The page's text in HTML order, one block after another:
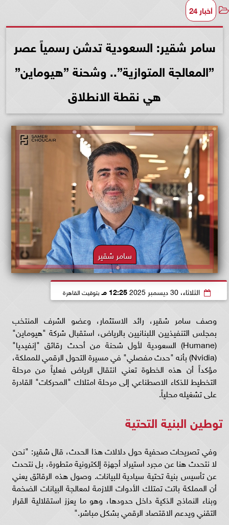
أخبار 24
سامر شقير: السعودية تدشن رسمياً عصر
”المعالجة المتوازية”.. وشحنة ”هيوماين”
هي نقطة الانطلاق
سامر شقير
الثلاثاء، 30 ديسمبر 2025 12:25 مـ بتوقيت القاهرة
وصف سامر شقير، رائد الاستثمار، وعضو الشرف المنتخب
بمجلس التنفيذيين اللبنانيين بالرياض، استقبال شركة "هيوماين"
(Humane) السعودية لأول شحنة من أحدث رقائق "إنفيديا"
(Nvidia) بأنه "حدث مفصلي" في مسيرة التحول الرقمي للمملكة،
مؤكداً أن هذه الخطوة تعني انتقال الرياض فعلياً من مرحلة
التخطيط للذكاء الاصطناعي إلى مرحلة امتلاك "المحركات" القادرة
على تشغيله محلياً.
توطين البنية التحتية
وفي تصريحات صحفية حول دلالات هذا الحدث، قال شقير: "نحن
لا نتحدث هنا عن مجرد استيراد أجهزة إلكترونية متطورة، بل نتحدث
عن تأسيس بنية تحتية سيادية للبيانات. وصول هذه الرقائق يعني
أن المملكة باتت تمتلك الأدوات اللازمة لمعالجة البيانات الضخمة
وبناء النماذج الذكية داخل حدودها، وهو ما يعزز استقلالية القرار
التقني ويدعم الاقتصاد الرقمي بشكل مباشر."